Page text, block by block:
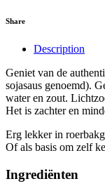
Share
Description
Geniet van de
sojasaus genoemd).
water en zout.
Het is zachter en
Erg lekker in
Of als basis om zelf
Ingrediënten